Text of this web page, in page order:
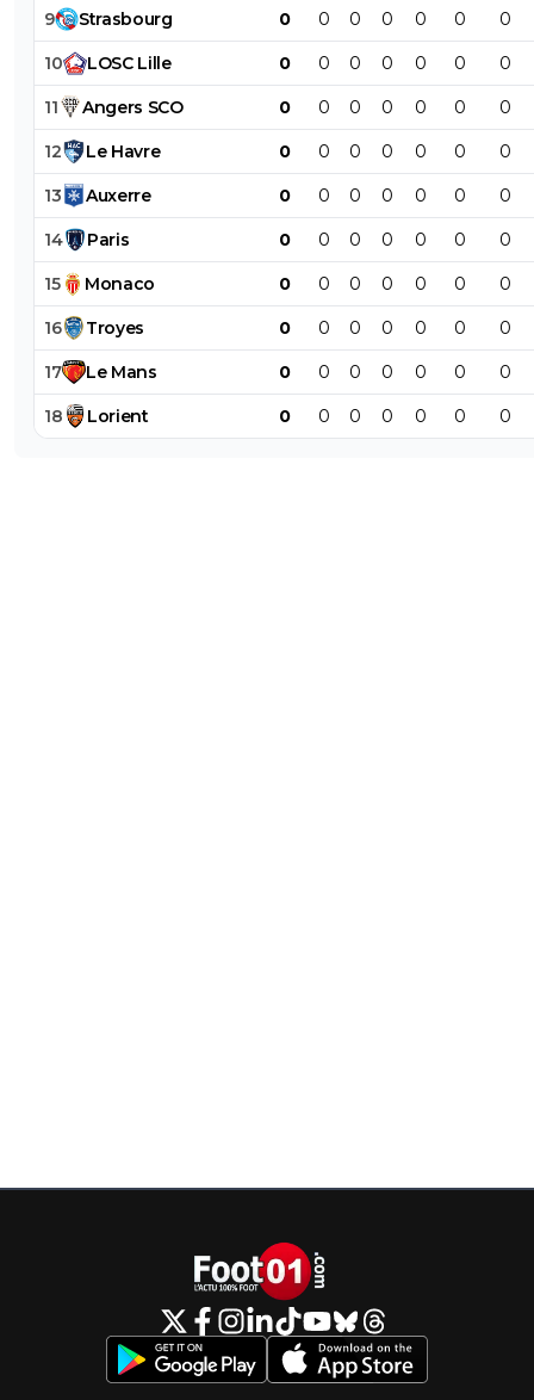
9 Strasbourg 0 0 0 0 0 0 0
10 LOSC Lille 0 0 0 0 0 0 0
11 Angers SCO 0 0 0 0 0 0 0
12 Le Havre 0 0 0 0 0 0 0
13 Auxerre 0 0 0 0 0 0 0
14 Paris 0 0 0 0 0 0 0
15 Monaco 0 0 0 0 0 0 0
16 Troyes 0 0 0 0 0 0 0
17 Le Mans 0 0 0 0 0 0 0
18 Lorient 0 0 0 0 0 0 0